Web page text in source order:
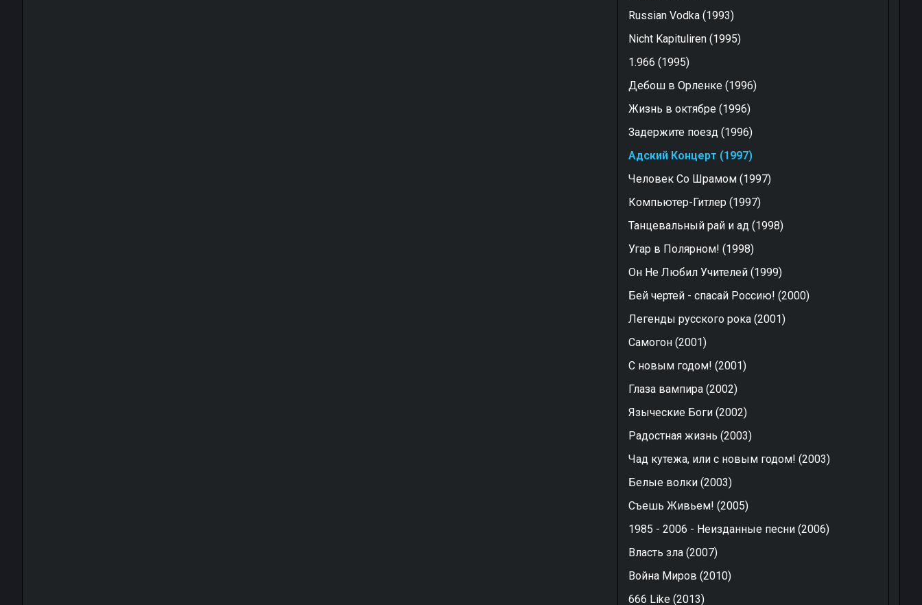
Russian Vodka (1993)
Nicht Kapituliren (1995)
1.966 (1995)
Дебош в Орленке (1996)
Жизнь в октябре (1996)
Задержите поезд (1996)
Адский Концерт (1997)
Человек Со Шрамом (1997)
Компьютер-Гитлер (1997)
Танцевальный рай и ад (1998)
Угар в Полярном! (1998)
Он Не Любил Учителей (1999)
Бей чертей - спасай Россию! (2000)
Легенды русского рока (2001)
Самогон (2001)
С новым годом! (2001)
Глаза вампира (2002)
Языческие Боги (2002)
Радостная жизнь (2003)
Чад кутежа, или с новым годом! (2003)
Белые волки (2003)
Съешь Живьем! (2005)
1985 - 2006 - Неизданные песни (2006)
Власть зла (2007)
Война Миров (2010)
666 Like (2013)